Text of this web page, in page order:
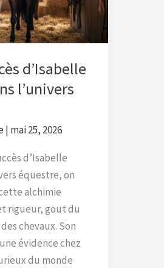
d’Isabelle
l’univers
| mai 25, 2026
d’Isabelle
équestre, on
alchimie
rigueur, gout du
chevaux. Son
évidence chez
du monde